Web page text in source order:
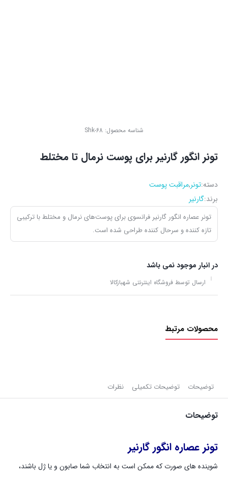
شناسه محصول: Shk-68
تونر انگور گارنیر برای پوست نرمال تا مختلط
دسته:تونر,مراقبت پوست
برند:گارنیر
تونر عصاره انگور گارنیر فرانسوی برای پوست‌های نرمال و مختلط با ترکیبی
تازه کننده و سرحال کننده طراحی شده است.
در انبار موجود نمی باشد
ارسال توسط فروشگاه اینترنتی شهبازکالا
محصولات مرتبط
توضیحات توضیحات تکمیلی نظرات
توضیحات
تونر عصاره انگور گارنیر
شوینده‌ های صورت که ممکن است به انتخاب شما صابون و یا ژل باشند،